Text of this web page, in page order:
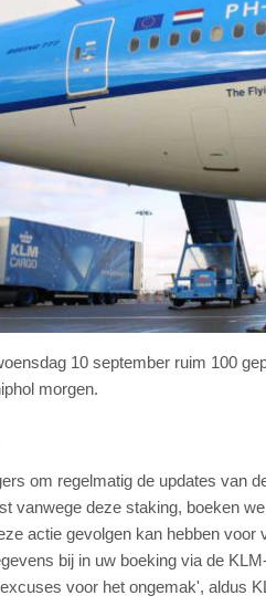
10 september ruim 100
morgen.
om regelmatig de updates van
vanwege deze staking, boeken
actie gevolgen kan hebben
bij in uw boeking via de
voor het ongemak', aldus